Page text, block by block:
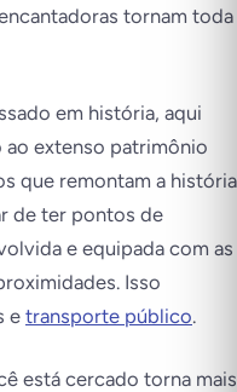
tornam toda
em história, aqui
extenso patrimônio
que remontam a história
de ter pontos de
e equipada com as
Isso
e transporte público.
está cercado torna mais